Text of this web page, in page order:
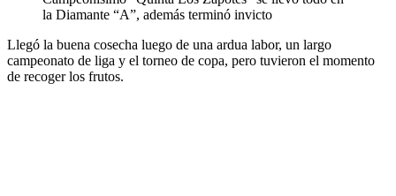
la Diamante “A”, además terminó invicto
Llegó la buena cosecha luego de una ardua labor, un largo
campeonato de liga y el torneo de copa, pero tuvieron el momento
de recoger los frutos.